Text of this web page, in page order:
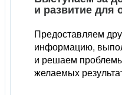
и развитие для
Предоставляем
информацию,
и решаем
желаемых